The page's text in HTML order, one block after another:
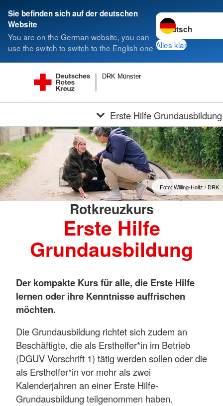
Sie befinden sich auf der deutschen
Website
You are on the German website, you can
use the switch to switch to the English one
Sprache wechseln
Alles klar
DRK Münster
Erste Hilfe Grundausbildung
Foto: Willing-Holtz / DRK
Rotkreuzkurs
Erste Hilfe
Grundausbildung
Der kompakte Kurs für alle, die Erste Hilfe
lernen oder ihre Kenntnisse auffrischen
möchten.
Die Grundausbildung richtet sich zudem an
Beschäftigte, die als Ersthelfer*in im Betrieb
(DGUV Vorschrift 1) tätig werden sollen oder die
als Ersthelfer*in vor mehr als zwei
Kalenderjahren an einer Erste Hilfe-
Grundausbildung teilgenommen haben.